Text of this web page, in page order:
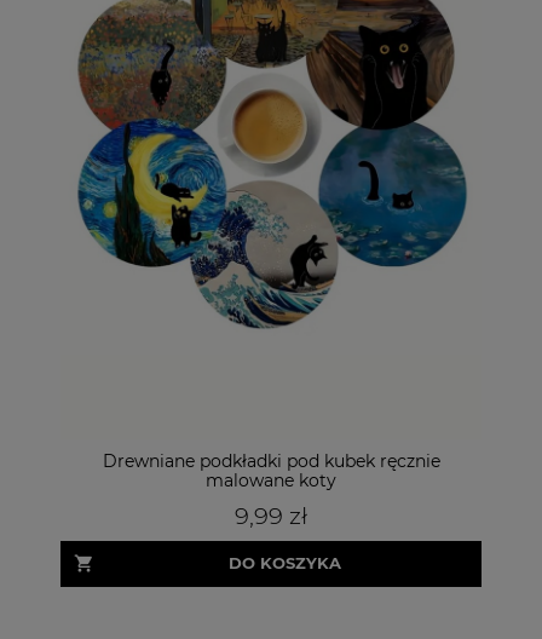
Białe skarpetki z kotem i jajkami 3D - prezent dla
kociary i miłośników kotów
29,99 zł
DO KOSZYKA